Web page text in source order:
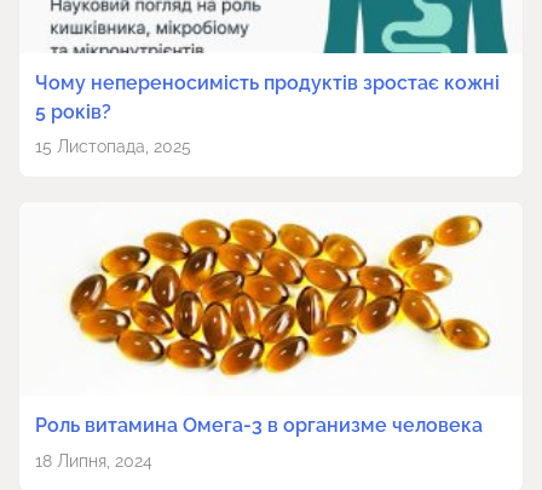
Чому непереносимість продуктів зростає кожні
5 років?
15 Листопада, 2025
Роль витамина Омега-3 в организме человека
18 Липня, 2024